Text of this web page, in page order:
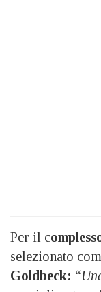
Per il c
selezionato
Goldbeck: “